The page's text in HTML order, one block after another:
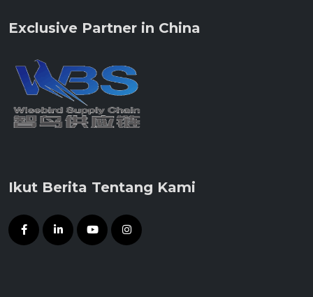
Exclusive Partner in China
Ikut Berita Tentang Kami